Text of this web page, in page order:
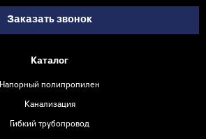
Заказать звонок
Каталог
Напорный полипропилен
Канализация
Гибкий трубопровод